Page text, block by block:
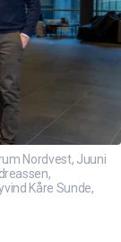
Nordvest, Juuni
Kåre Sunde,